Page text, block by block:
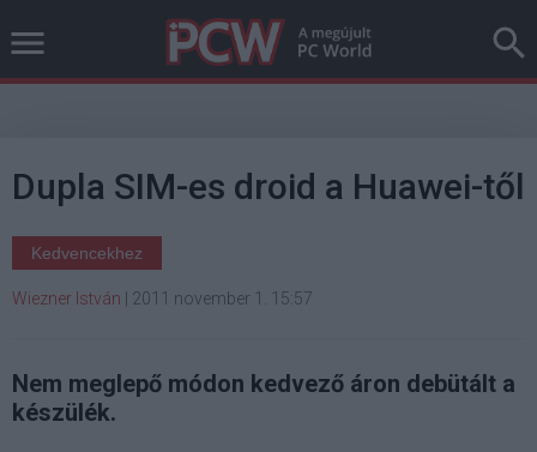
Dupla SIM-es droid a Huawei-től
Kedvencekhez
Wiezner István 2011 november 1. 15:57
Nem meglepő módon kedvező áron debütált a
készülék.